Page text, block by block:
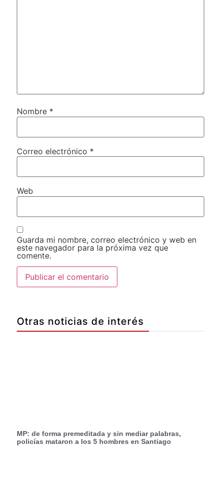
Nombre *
Correo electrónico *
Web
Guarda mi nombre, correo electrónico y web en
este navegador para la próxima vez que
comente.
Otras noticias de interés
MP: de forma premeditada y sin mediar palabras,
policías mataron a los 5 hombres en Santiago